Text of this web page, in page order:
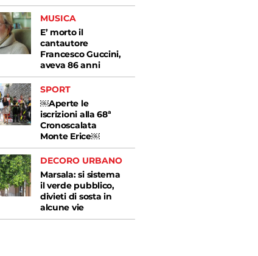
MUSICA
E’ morto il
cantautore
Francesco Guccini,
aveva 86 anni
SPORT
￼Aperte le
iscrizioni alla 68ª
Cronoscalata
Monte Erice￼
DECORO URBANO
Marsala: si sistema
il verde pubblico,
divieti di sosta in
alcune vie